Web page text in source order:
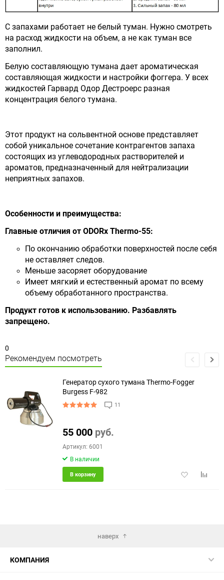
С запахами работает не белый туман. Нужно смотреть
на расход жидкости на объем, а не как туман все
заполнил.
Белую составляющую тумана дает ароматическая
составляющая жидкости и настройки фоггера. У всех
жидкостей Гарвард Одор Дестроерс разная
концентрация белого тумана.
Этот продукт на сольвентной основе представляет
собой уникальное сочетание контрагентов запаха
состоящих из углеводородных растворителей и
ароматов, предназначенный для нейтрализации
неприятных запахов.
Особенности и преимущества:
Главные отличия отODORx Thermo-55:
По окончанию обработки поверхностей после себя
не оставляет следов.
Меньше засоряет оборудование
Имеет мягкий и естественный аромат по всему
объему обработанного пространства.
Продукт готов к использованию. Разбавлять
запрещено.
0
Рекомендуем посмотреть
еще 16 фото
Генератор сухого тумана Thermo-Fogger
Burgess F-982
11
55 000 руб.
Артикул: 6001
В наличии
Добавить
В корзину
наверх
КОМПАНИЯ